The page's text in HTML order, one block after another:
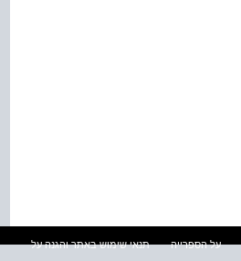
על הספרייה
תנאי שימוש באתר והגנה על